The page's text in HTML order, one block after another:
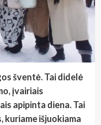
šventė. Tai didelė
įvairiais
apipinta diena. Tai
išjuokiama